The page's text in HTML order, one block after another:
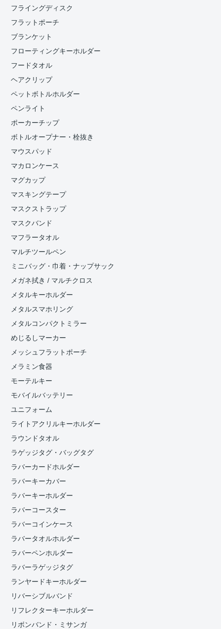
フライングディスク
フラットポーチ
ブランケット
フローティングキーホルダー
フードタオル
ヘアクリップ
ペットボトルホルダー
ペンライト
ポーカーチップ
ボトルオープナー・栓抜き
マウスパッド
マカロンケース
マグカップ
マスキングテープ
マスクストラップ
マスクバンド
マフラータオル
マルチツールペン
ミニバッグ・巾着・ナップサック
メガネ拭き / マルチクロス
メタルキーホルダー
メタルスマホリング
メタルコンパクトミラー
めじるしマーカー
メッシュフラットポーチ
メラミン食器
モーテルキー
モバイルバッテリー
ユニフォーム
ライトアクリルキーホルダー
ラウンドタオル
ラゲッジタグ・バッグタグ
ラバーカードホルダー
ラバーキーカバー
ラバーキーホルダー
ラバーコースター
ラバーコインケース
ラバータオルホルダー
ラバーペンホルダー
ラバーラゲッジタグ
ランヤードキーホルダー
リバーシブルバンド
リフレクターキーホルダー
リボンバンド・ミサンガ